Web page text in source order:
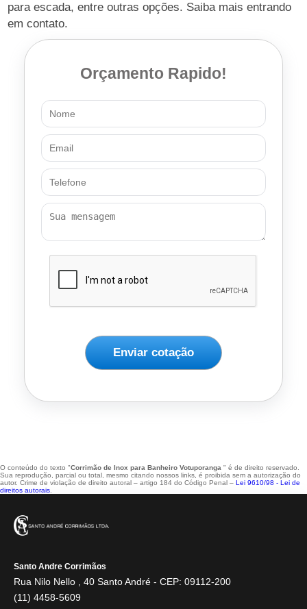
para escada, entre outras opções. Saiba mais entrando
em contato.
Orçamento Rapido!
Enviar cotação
O conteúdo do texto "Corrimão de Inox para Banheiro Votuporanga " é de direito reservado.
Sua reprodução, parcial ou total, mesmo citando nossos links, é proibida sem a autorização do
autor. Crime de violação de direito autoral – artigo 184 do Código Penal – Lei 9610/98 - Lei de
direitos autorais
Santo Andre Corrimãos
Rua Nilo Nello , 40 Santo André - CEP: 09112-200
(11) 4458-5609